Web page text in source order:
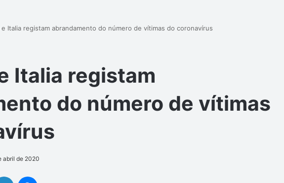
e Italia registam abrandamento do número de vítimas do coronavírus
Italia registam
do número de vítimas
abril de 2020
Linkedin